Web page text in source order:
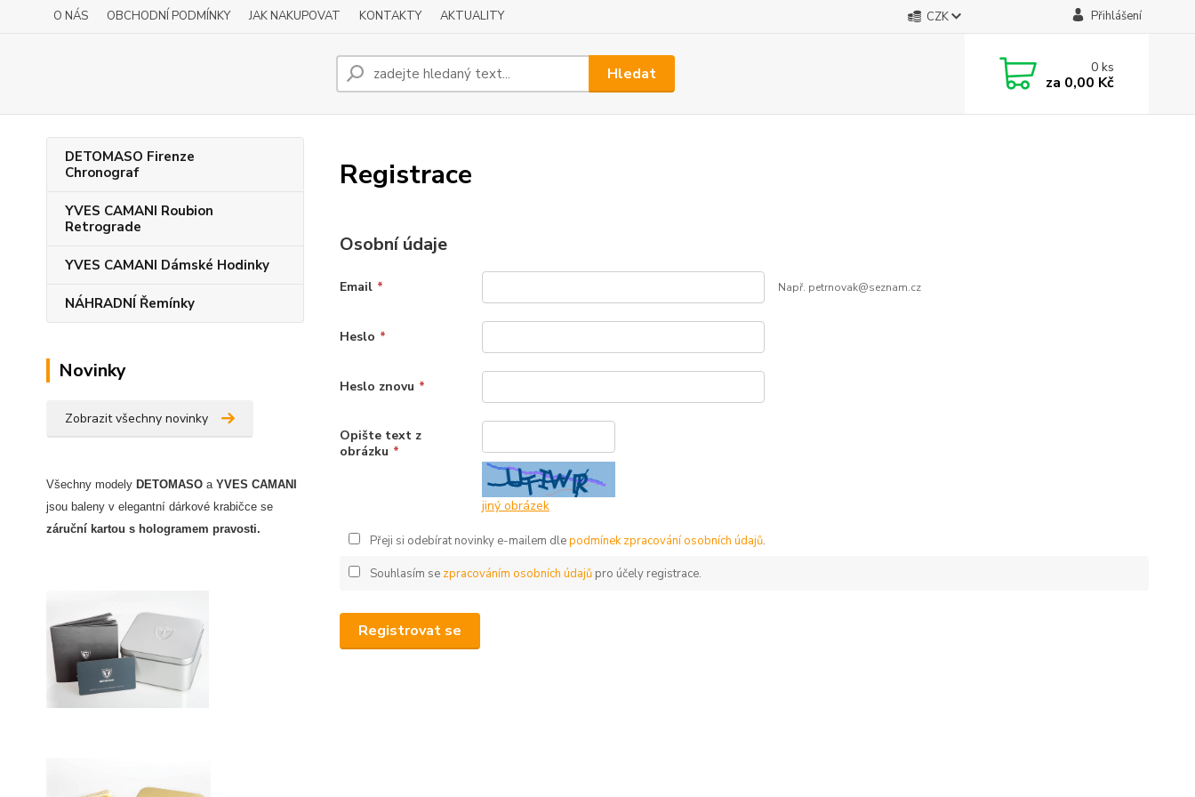
O NÁS OBCHODNÍ PODMÍNKY JAK NAKUPOVAT KONTAKTY AKTUALITY CZK Přihlášení
Hledat 0ks
za 0,00 Kč
DETOMASO Firenze
Chronograf
YVES CAMANI Roubion
Retrograde
YVES CAMANI Dámské Hodinky
NÁHRADNÍ Řemínky
Novinky
Zobrazit všechny novinky
Všechny modely DETOMASO a YVES CAMANI
jsou baleny v elegantní dárkové krabičce se
záruční kartou s hologramem pravosti.
Registrace
Osobní údaje
Email * Např. petrnovak@seznam.cz
Heslo *
Heslo znovu *
Opište text z
obrázku *
jiný obrázek
Přeji si odebírat novinky e-mailem dlepodmínek zpracování osobních údajů.
Souhlasím se zpracováním osobních údajůpro účely registrace.
Registrovat se